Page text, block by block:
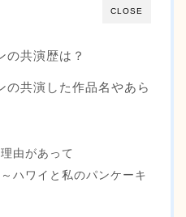
CLOSE
の共演歴は？
の共演した作品名やあら
由があって
ワイと私のパンケーキ